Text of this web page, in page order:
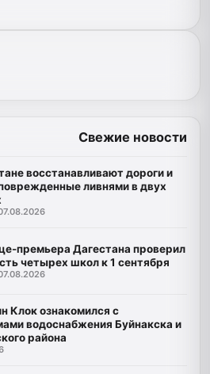
Свежие новости
восстанавливают дороги и
ливнями в двух
премьера Дагестана проверил
четырех школ к 1 сентября
Клок ознакомился с
водоснабжения Буйнакска и
района